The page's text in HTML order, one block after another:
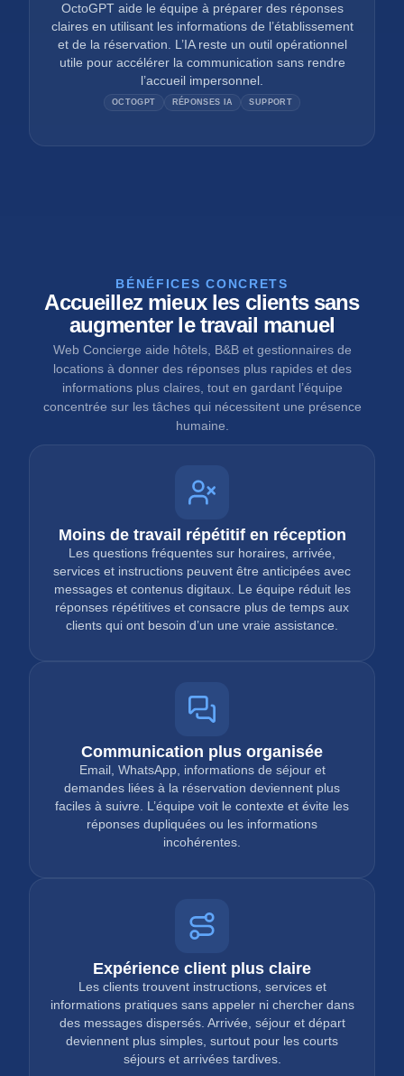
OctoGPT aide le équipe à préparer des réponses
claires en utilisant les informations de l’établissement
et de la réservation. L’IA reste un outil opérationnel
utile pour accélérer la communication sans rendre
l’accueil impersonnel.
OCTOGPT RÉPONSES IA SUPPORT
BÉNÉFICES CONCRETS
Accueillez mieux les clients sans
augmenter le travail manuel
Web Concierge aide hôtels, B&B et gestionnaires de
locations à donner des réponses plus rapides et des
informations plus claires, tout en gardant l’équipe
concentrée sur les tâches qui nécessitent une présence
humaine.
Moins de travail répétitif en réception
Les questions fréquentes sur horaires, arrivée,
services et instructions peuvent être anticipées avec
messages et contenus digitaux. Le équipe réduit les
réponses répétitives et consacre plus de temps aux
clients qui ont besoin d’un une vraie assistance.
Communication plus organisée
Email, WhatsApp, informations de séjour et
demandes liées à la réservation deviennent plus
faciles à suivre. L’équipe voit le contexte et évite les
réponses dupliquées ou les informations
incohérentes.
Expérience client plus claire
Les clients trouvent instructions, services et
informations pratiques sans appeler ni chercher dans
des messages dispersés. Arrivée, séjour et départ
deviennent plus simples, surtout pour les courts
séjours et arrivées tardives.